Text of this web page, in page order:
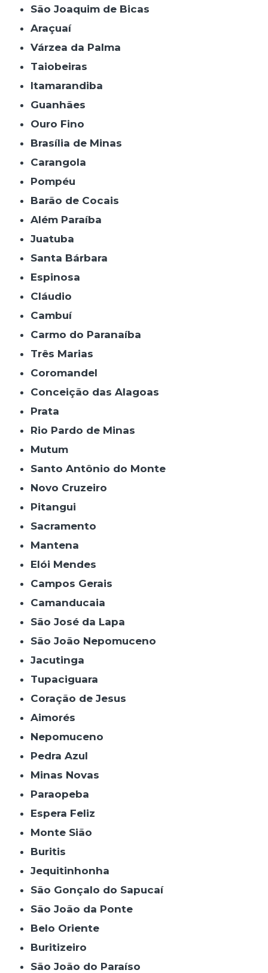
São Joaquim de Bicas
Araçuaí
Várzea da Palma
Taiobeiras
Itamarandiba
Guanhães
Ouro Fino
Brasília de Minas
Carangola
Pompéu
Barão de Cocais
Além Paraíba
Juatuba
Santa Bárbara
Espinosa
Cláudio
Cambuí
Carmo do Paranaíba
Três Marias
Coromandel
Conceição das Alagoas
Prata
Rio Pardo de Minas
Mutum
Santo Antônio do Monte
Novo Cruzeiro
Pitangui
Sacramento
Mantena
Elói Mendes
Campos Gerais
Camanducaia
São José da Lapa
São João Nepomuceno
Jacutinga
Tupaciguara
Coração de Jesus
Aimorés
Nepomuceno
Pedra Azul
Minas Novas
Paraopeba
Espera Feliz
Monte Sião
Buritis
Jequitinhonha
São Gonçalo do Sapucaí
São João da Ponte
Belo Oriente
Buritizeiro
São João do Paraíso